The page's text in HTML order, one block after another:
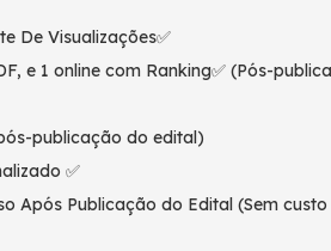
De Visualizações✅
e 1 online com Ranking✅ (Pós-
publicação do edital)
✅
Após Publicação do Edital (Sem custo